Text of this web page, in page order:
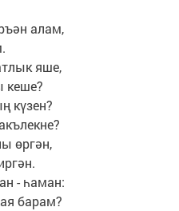
алам,
яше,
кеше?
күзен?
өргән,
- һаман:
барам?